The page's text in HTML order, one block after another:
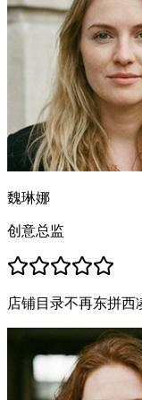
魏琳娜
创意总监
店铺目录不再东拼西